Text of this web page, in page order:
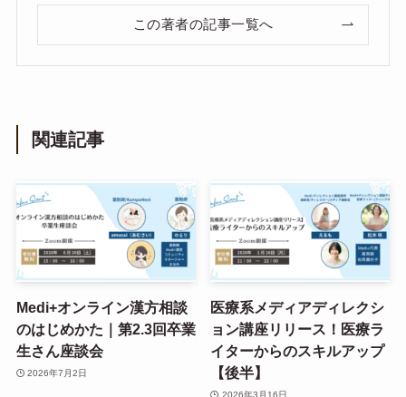
この著者の記事一覧へ
関連記事
Medi+オンライン漢方相談
のはじめかた｜第2.3回卒業
生さん座談会
2026年7月2日
医療系メディアディレクシ
ョン講座リリース！医療ラ
イターからのスキルアップ
【後半】
2026年3月16日